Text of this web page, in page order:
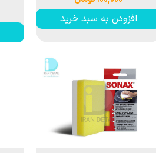
افزودن به سبد خرید